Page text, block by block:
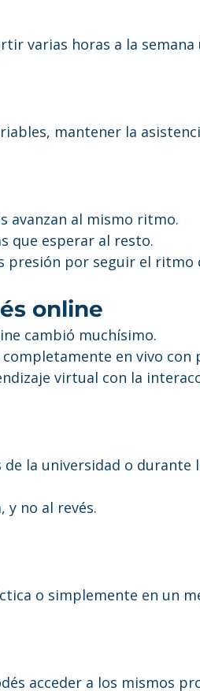
varias horas a la
mantener la
avanzan al mismo ritmo.
que esperar al resto.
presión por seguir el ritmo
online
cambió muchísimo.
en vivo con
virtual con la
la universidad o durante
y no al revés.
o simplemente en un
acceder a los mismos